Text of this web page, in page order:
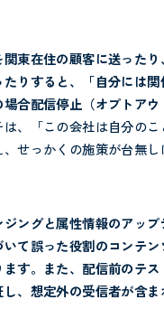
関東在住の顧客に送った
りすると、「自分には関
合配信停止（オプトアウ
、「この会社は自分のこ
せっかくの施策が台無し
ングと属性情報のアップ
て誤った役割のコンテン
す。また、配信前のテス
、想定外の受信者が含ま